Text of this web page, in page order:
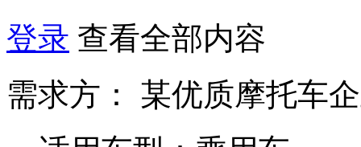
登录 查看全部内容
需求方：
某优质摩托车